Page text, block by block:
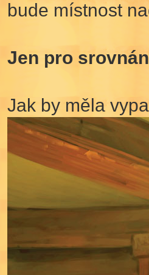
bude místnost
Jen pro
Jak by měla